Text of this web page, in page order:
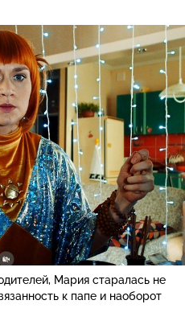
Мария старалась не
к папе и наоборот